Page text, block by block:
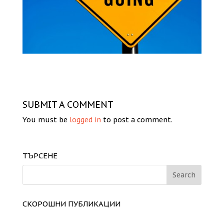
SUBMIT A COMMENT
You must be logged in to post a comment.
ТЪРСЕНЕ
СКОРОШНИ ПУБЛИКАЦИИ